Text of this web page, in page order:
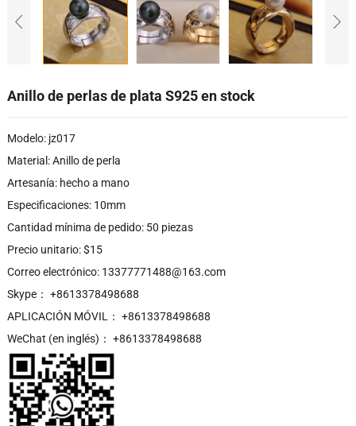
Anillo de perlas de plata S925 en stock
Modelo: jz017
Material: Anillo de perla
Artesanía: hecho a mano
Especificaciones: 10mm
Cantidad mínima de pedido: 50 piezas
Precio unitario: $15
Correo electrónico: 13377771488@163.com
Skype： +8613378498688
APLICACIÓN MÓVIL： +8613378498688
WeChat (en inglés)： +8613378498688